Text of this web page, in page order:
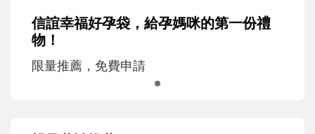
信誼幸福好孕袋，給孕媽咪的第一份禮
物！
限量推薦，免費申請